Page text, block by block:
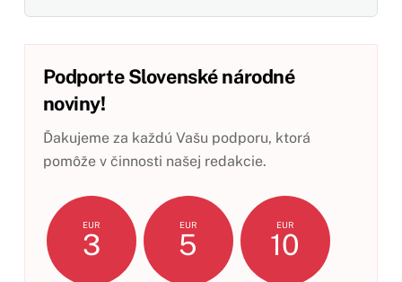
Podporte Slovenské národné
noviny!
Ďakujeme za každú Vašu podporu, ktorá
pomôže v činnosti našej redakcie.
EUR
3
EUR
5
EUR
10